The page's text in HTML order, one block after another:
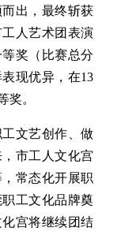
出，最终斩获
人艺术团表演
奖（比赛总分
现优异，在13
奖。
文艺创作、做
市工人文化宫
常态化开展职
工文化品牌奠
宫将继续团结